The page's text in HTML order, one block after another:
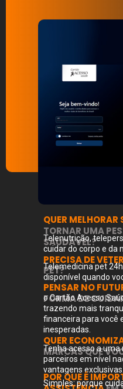
QUER
TORNAR UMA
SAUDÁVEL?
Telenutrição,
cuidar do corpo e da
PRECISA DE
PET?
Telemedicina pet
disponível quando
PENSAR NO
FORMA DE
o Cartão Acesso
trazendo mais
financeira para você
inesperadas.
QUER
MARCAS QUE
Tenha acesso a
parceiros em nível
vantagens exclusivas.
POR QUE É
Simples: porque